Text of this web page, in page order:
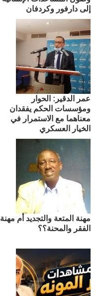
إلى دارفور وكردفان
عمر الدقير: الحوار
ومؤسسات الحكم يفقدان
معناهما مع الاستمرار في
الخيار العسكري
مهنة المتعة والتجديد أم مهنة
الفقر والمحنة؟؟